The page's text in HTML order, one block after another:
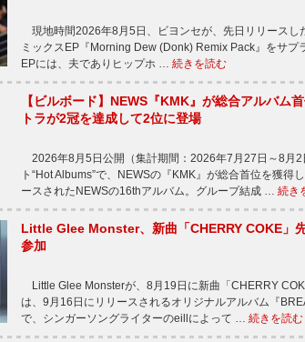
現地時間2026年8月5日、ビヨンセが、先日リリースし
ミックスEP『Morning Dew (Donk) Remix Pack』をサ
EPには、夫でありヒップホ … 続きを読む
【ビルボード】NEWS『KMK』が総合アルバ
トラが2冠を達成して2位に登場
2026年8月5日公開（集計期間：2026年7月27日～8月2
ト“Hot Albums”で、NEWSの『KMK』が総合首位を獲
ースされたNEWSの16thアルバム。グループ結成 … 続き
Little Glee Monster、新曲「CHERRY COKE」
参加
Little Glee Monsterが、8月19日に新曲「CHERRY
は、9月16日にリリースされるオリジナルアルバム『
で、シンガーソングライターのeillによって … 続きを読む